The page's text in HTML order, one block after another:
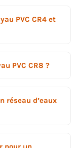
PVC CR4 et
PVC CR8 ?
réseau d’eaux